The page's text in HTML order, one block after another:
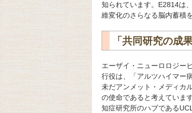
知られています。E2814は
維変化のさらなる脳内蓄積
「共同研究の成
エーザイ・ニューロロジー
行役は、「アルツハイマー
未だアンメット・メディカ
の使命であると考えていま
知症研究所のハブである